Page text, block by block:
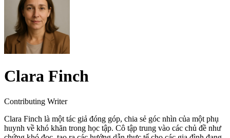
Clara Finch
Contributing Writer
Clara Finch là một tác giả đóng góp, chia sẻ góc nhìn của một phụ
huynh về khó khăn trong học tập. Cô tập trung vào các chủ đề như